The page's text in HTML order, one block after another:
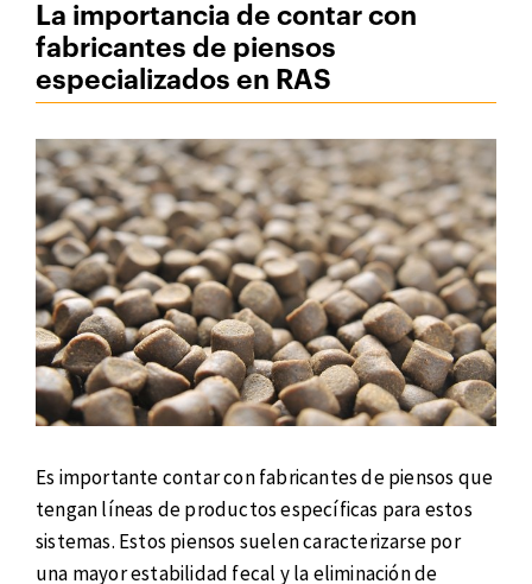
La importancia de contar con
fabricantes de piensos
especializados en RAS
Es importante contar con fabricantes de piensos que
tengan líneas de productos específicas para estos
sistemas. Estos piensos suelen caracterizarse por
una mayor estabilidad fecal y la eliminación de